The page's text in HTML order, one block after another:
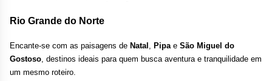
Rio Grande do Norte
Encante-se com as paisagens de Natal Pipa e São Miguel do
Gostoso , destinos ideais para quem busca aventura e tranquilidade em
um mesmo roteiro.